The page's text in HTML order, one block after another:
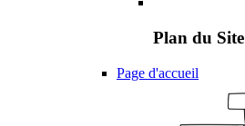
Plan du Site
Page d'accueil